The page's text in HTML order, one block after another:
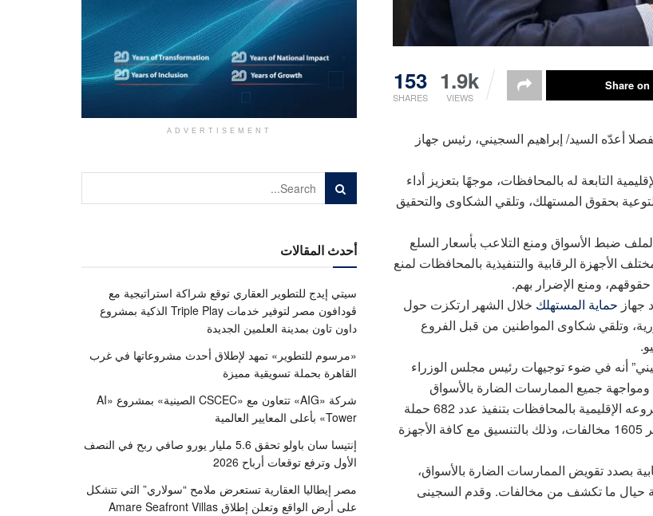
153
SHARES
1.9k
VIEWS
Share on
أعدّه السيد/ إبراهيم السجيني، رئيس جهاز
التابعة له بالمحافظات، موجهًا بتعزيز أداء
بحقوق المستهلك، وتلقي الشكاوى والتحقيق
ضبط الأسواق ومنع التلاعب بأسعار السلع
الأجهزة الرقابية والتنفيذية بالمحافظات لمنع
ومنع الإضرار بهم.
جهاز حماية المستهلك خلال الشهر ارتكزت حول
وتلقي شكاوى المواطنين من قبل الفروع
أنه في ضوء توجيهات رئيس مجلس الوزراء
جميع الممارسات الضارة بالأسواق
ومواجهة حجب السلع الأساسية أو التلاعب بأسعارها، قام الجهاز وفروعه الإقليمية بالمحافظات بتنفيذ عدد 682 حملة
رقابية بـ 24 محافظة، والمرور على 9402 منشأة، أسفرت عن تحرير 1605 مخالفات، وذلك بالتنسيق مع كافة الأجهزة
بصدد تقويض الممارسات الضارة بالأسواق،
حيال ما تكشف من مخالفات. وقدم السجينى
ADVERTISEMENT
أحدث المقالات
سيتي إيدج للتطوير العقاري توقع شراكة استراتيجية مع
ڤودافون مصر لتوفير خدمات Triple Play الذكية بمشروع
داون تاون بمدينة العلمين الجديدة
«مرسوم للتطوير» تمهد لإطلاق أحدث مشروعاتها في غرب
القاهرة بحملة تسويقية مميزة
شركة «AIG» تتعاون مع «CSCEC الصينية» بمشروع «AI
Tower» بأعلى المعايير العالمية
إنتيسا سان باولو تحقق 5.6 مليار يورو صافي ربح في النصف
الأول وترفع توقعات أرباح 2026
مصر إيطاليا العقارية تستعرض ملامح “سولاري” التي تتشكل
على أرض الواقع وتعلن إطلاق Amare Seafront Villas